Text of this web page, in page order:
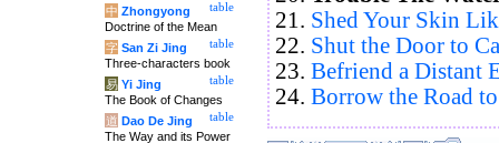
21. Shed Your Skin
22. Shut the Door to
23. Befriend a Distant
24. Borrow the Road
table
中 Zhongyong
Doctrine of the Mean
table
字 San Zi Jing
Three-characters book
table
易 Yi Jing
The Book of Changes
table
道 Dao De Jing
The Way and its Power